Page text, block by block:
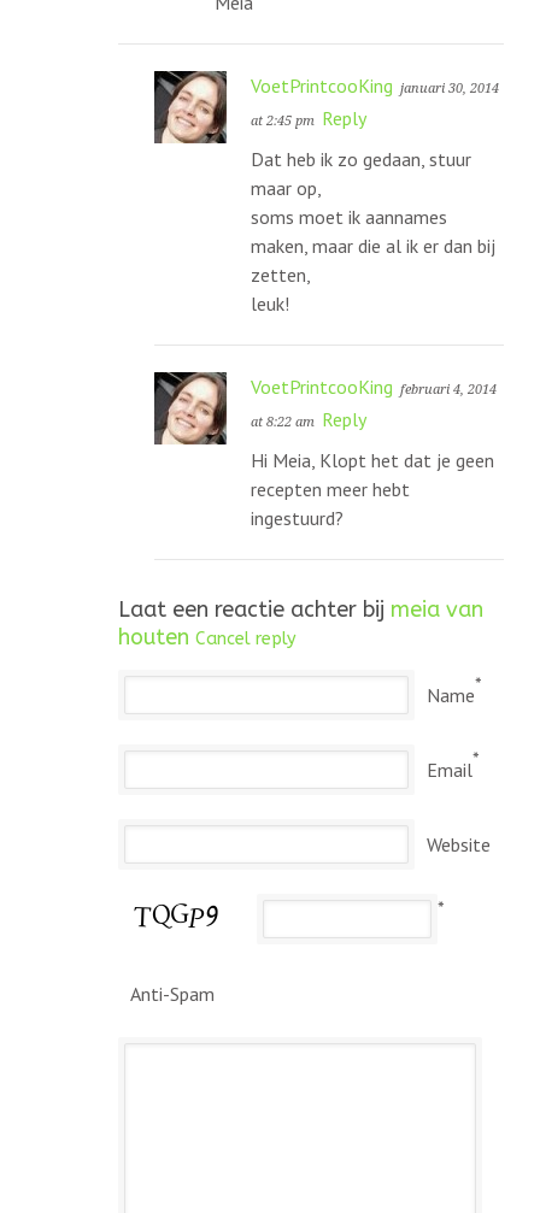
VoetPrintcooKing januari 30, 2014
at 2:45 pm Reply
Dat heb ik zo gedaan, stuur
maar op,
soms moet ik aannames
maken, maar die al ik er dan bij
zetten,
leuk!
VoetPrintcooKing februari 4, 2014
at 8:22 am Reply
Hi Meia, Klopt het dat je geen
recepten meer hebt
ingestuurd?
Laat een reactie achter bij meia van
houten Cancel reply
Name*
Email*
Website
Anti-Spam
*